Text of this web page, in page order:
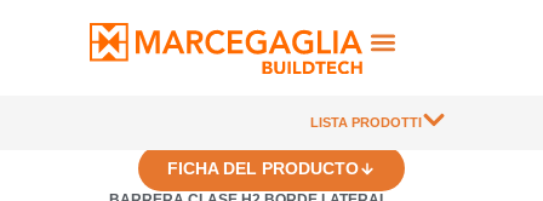
LISTA PRODOTTI
FICHA DEL PRODUCTO